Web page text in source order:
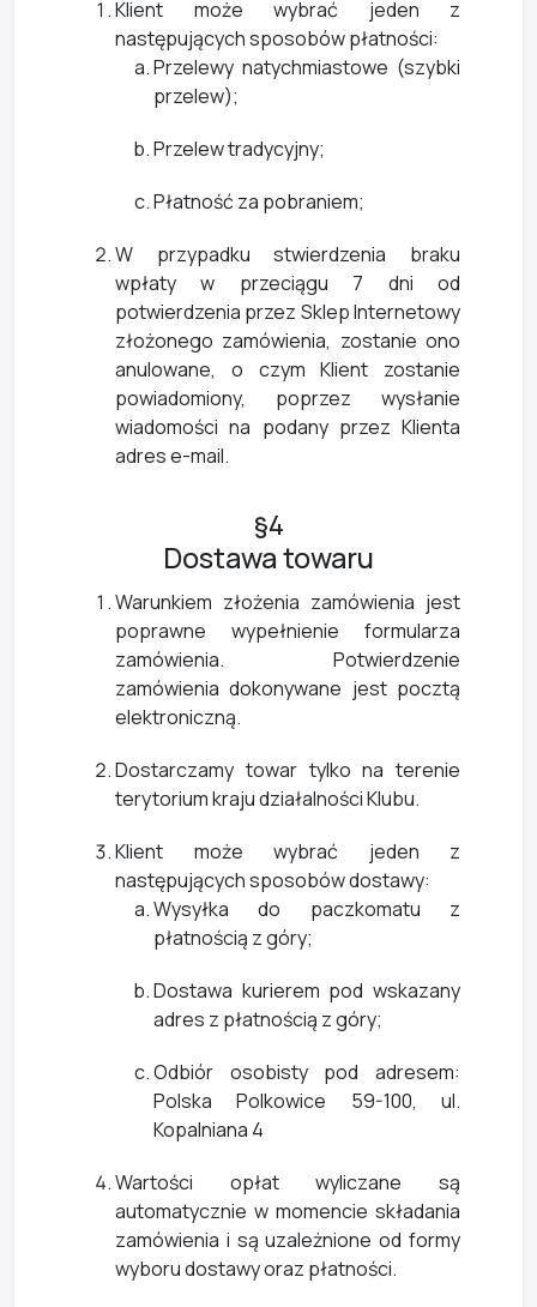
Klient może wybrać jeden z
następujących sposobów płatności:
Przelewy natychmiastowe (szybki
przelew);
Przelew tradycyjny;
Płatność za pobraniem;
W przypadku stwierdzenia braku
wpłaty w przeciągu 7 dni od
potwierdzenia przez Sklep Internetowy
złożonego zamówienia, zostanie ono
anulowane, o czym Klient zostanie
powiadomiony, poprzez wysłanie
wiadomości na podany przez Klienta
adres e-mail.
§4
Dostawa towaru
Warunkiem złożenia zamówienia jest
poprawne wypełnienie formularza
zamówienia. Potwierdzenie
zamówienia dokonywane jest pocztą
elektroniczną.
Dostarczamy towar tylko na terenie
terytorium kraju działalności Klubu.
Klient może wybrać jeden z
następujących sposobów dostawy:
Wysyłka do paczkomatu z
płatnością z góry;
Dostawa kurierem pod wskazany
adres z płatnością z góry;
Odbiór osobisty pod adresem:
Polska Polkowice 59-100, ul.
Kopalniana 4
Wartości opłat wyliczane są
automatycznie w momencie składania
zamówienia i są uzależnione od formy
wyboru dostawy oraz płatności.